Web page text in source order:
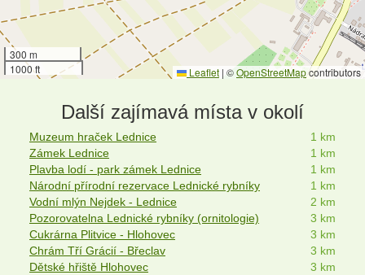
300 m
1000 ft
Leaflet | ©OpenStreetMapcontributors
Další zajímavá místa v okolí
Muzeum hraček Lednice
1 km
Zámek Lednice
1 km
Plavba lodí - park zámek Lednice
1 km
Národní přírodní rezervace Lednické rybníky
1 km
Vodní mlýn Nejdek - Lednice
2 km
Pozorovatelna Lednické rybníky (ornitologie)
3 km
Cukrárna Plitvice - Hlohovec
3 km
Chrám Tří Grácií - Břeclav
3 km
Dětské hřiště Hlohovec
3 km